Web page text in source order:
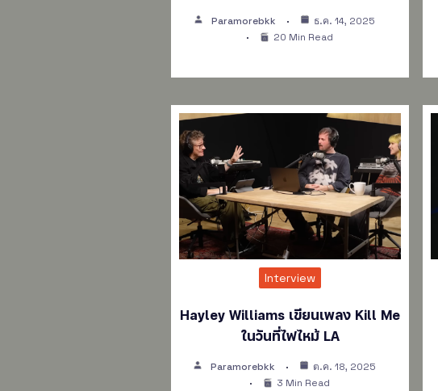
Paramorebkk
ธ.ค. 14, 2025
20 Min Read
Interview
Hayley Williams เขียนเพลง Kill Me
ในวันที่ไฟไหม้ LA
Paramorebkk
ต.ค. 18, 2025
3 Min Read